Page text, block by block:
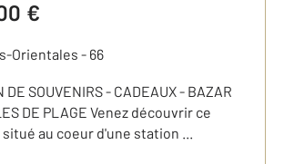
€
Orientales - 66
DE SOUVENIRS - CADEAUX - BAZAR
DE PLAGE Venez découvrir ce
au coeur d'une station ...